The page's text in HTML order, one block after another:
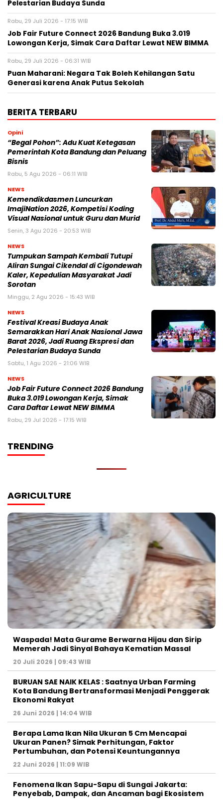
Pelestarian Budaya Sunda
Rabu, 29 Juli 2026 - 17:15 WIB
Job Fair Future Connect 2026 Bandung Buka 3.019
Lowongan Kerja, Simak Cara Daftar Lewat NEW BIMMA
Rabu, 29 Juli 2026 - 06:31 WIB
Puan Maharani: Negara Tak Boleh Kehilangan Satu
Generasi karena Anak Putus Sekolah
BERITA TERBARU
Opini
“Begal Pohon”: Adu Kuat Ketegasan
Pemerintah Kota Bandung dan Peluang
Bisnis
Rabu, 5 Agu 2026 - 06:11 WIB
NEWS
Kemendikdasmen Luncurkan
ImajiNation 2026, Kompetisi Koding
Visual Nasional untuk Guru dan Murid
Senin, 3 Agu 2026 - 20:53 WIB
NEWS
Tumpukan Sampah Kembali Tutupi
Aliran Sungai Cikendal di Cigondewah
Kaler, Kepedulian Masyarakat Jadi
Sorotan
Minggu, 2 Agu 2026 - 15:43 WIB
NEWS
Festival Kreasi Budaya Anak
Semarakkan Hari Anak Nasional Jawa
Barat 2026, Jadi Ruang Ekspresi dan
Pelestarian Budaya Sunda
Sabtu, 1 Agu 2026 - 21:06 WIB
NEWS
Job Fair Future Connect 2026 Bandung
Buka 3.019 Lowongan Kerja, Simak
Cara Daftar Lewat NEW BIMMA
Rabu, 29 Jul 2026 - 17:15 WIB
TRENDING
AGRICULTURE
Waspada! Mata Gurame Berwarna Hijau dan Sirip
Memerah Jadi Sinyal Bahaya Kematian Massal
20 Juli 2026 | 09:43 WIB
BURUAN SAE NAIK KELAS : Saatnya Urban Farming
Kota Bandung Bertransformasi Menjadi Penggerak
Ekonomi Rakyat
26 Juni 2026 | 14:04 WIB
Berapa Lama Ikan Nila Ukuran 5 Cm Mencapai
Ukuran Panen? Simak Perhitungan, Faktor
Pertumbuhan, dan Potensi Keuntungannya
22 Juni 2026 | 11:09 WIB
Fenomena Ikan Sapu-Sapu di Sungai Jakarta:
Penyebab, Dampak, dan Ancaman bagi Ekosistem